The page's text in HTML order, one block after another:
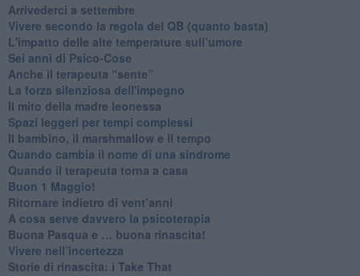
​Arrivederci a settembre
​Vivere secondo la regola del QB (quanto basta)
​L'impatto delle alte temperature sull’umore
Sei anni di Psico-Cose
​Anche il terapeuta “sente”
​La forza silenziosa dell'impegno
​Il mito della madre leonessa
Spazi leggeri per tempi complessi
Il bambino, il marshmallow e il tempo
​Quando cambia il nome di una sindrome
​Quando il terapeuta torna a casa
​Buon 1 Maggio!
Ritornare indietro di vent’anni
​A cosa serve davvero la psicoterapia
​Buona Pasqua e … buona rinascita!
​Vivere nell’incertezza
​Storie di rinascita: i Take That